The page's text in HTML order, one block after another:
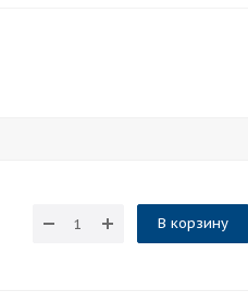
В корзину